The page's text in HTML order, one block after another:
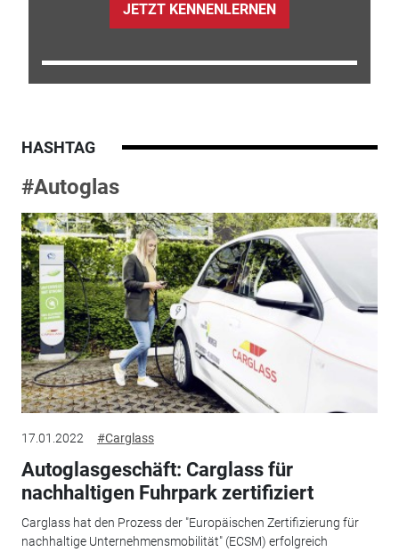
JETZT KENNENLERNEN
HASHTAG
#Autoglas
17.01.2022 #Carglass
Autoglasgeschäft: Carglass für
nachhaltigen Fuhrpark zertifiziert
Carglass hat den Prozess der "Europäischen Zertifizierung für
nachhaltige Unternehmensmobilität" (ECSM) erfolgreich